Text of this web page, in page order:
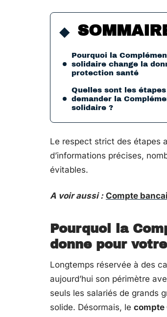
Pourquoi la
solidaire change la
protection santé
Quelles sont les
demander la
solidaire ?
Le respect strict des étapes
d’informations précises,
évitables.
A voir aussi : Compte
Pourquoi la
donne pour
Longtemps réservée à des
aujourd’hui son périmètre
seuls les salariés de grands
solide. Désormais, le compte